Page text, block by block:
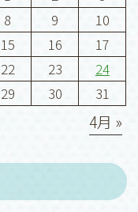
8 9
10
15 16
17
22 23
24
29 30 31
4月 »